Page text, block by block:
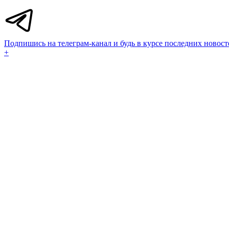
Подпишись на телеграм-канал и будь в курсе последних
+